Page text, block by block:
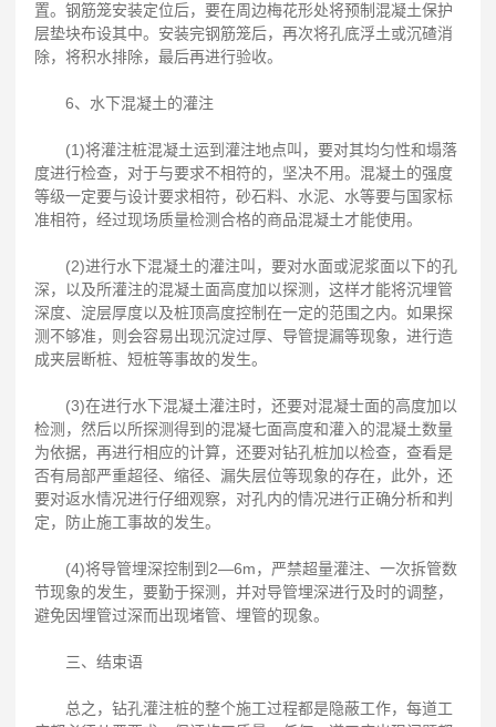
置。钢筋笼安装定位后，要在周边梅花形处将预制混凝土保护
层垫块布设其中。安装完钢筋笼后，再次将孔底浮土或沉碴消
除，将积水排除，最后再进行验收。
6、水下混凝土的灌注
(1)将灌注桩混凝土运到灌注地点叫，要对其均匀性和塌落
度进行检查，对于与要求不相符的，坚决不用。混凝土的强度
等级一定要与设计要求相符，砂石料、水泥、水等要与国家标
准相符，经过现场质量检测合格的商品混凝土才能使用。
(2)进行水下混凝土的灌注叫，要对水面或泥浆面以下的孔
深，以及所灌注的混凝土面高度加以探测，这样才能将沉埋管
深度、淀层厚度以及桩顶高度控制在一定的范围之内。如果探
测不够准，则会容易出现沉淀过厚、导管提漏等现象，进行造
成夹层断桩、短桩等事故的发生。
(3)在进行水下混凝土灌注时，还要对混凝士面的高度加以
检测，然后以所探测得到的混凝七面高度和灌入的混凝土数量
为依据，再进行相应的计算，还要对钻孔桩加以检查，查看是
否有局部严重超径、缩径、漏失层位等现象的存在，此外，还
要对返水情况进行仔细观察，对孔内的情况进行正确分析和判
定，防止施工事故的发生。
(4)将导管埋深控制到2—6m，严禁超量灌注、一次拆管数
节现象的发生，要勤于探测，并对导管埋深进行及时的调整，
避免因埋管过深而出现堵管、埋管的现象。
三、结束语
总之，钻孔灌注桩的整个施工过程都是隐蔽工作，每道工